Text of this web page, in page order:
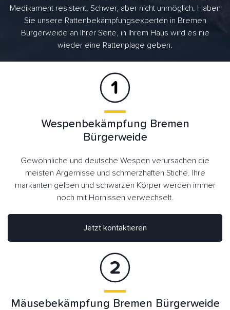
Medikament resistent. Schwer, aber nicht unmöglich. Haben
Sie unsere Rattenbekämpfungsexperten in Bremen
Bürgerweide an Ihrer Seite, in Ihrem Haus wird es nie
wieder eine Rattenplage geben.
Wespenbekämpfung Bremen
Bürgerweide
Gewöhnliche und deutsche Wespen verursachen die
meisten Ärgernisse und schmerzhaften Stiche. Ihre
markanten gelben und schwarzen Körper werden immer
noch mit Hornissen verwechselt.
Jetzt kontaktieren
Mäusebekämpfung Bremen Bürgerweide